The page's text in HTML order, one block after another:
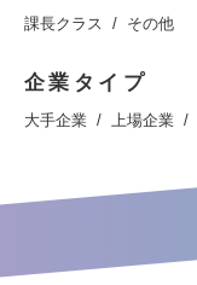
課長クラス その他
企業タイプ
大手企業 上場企業